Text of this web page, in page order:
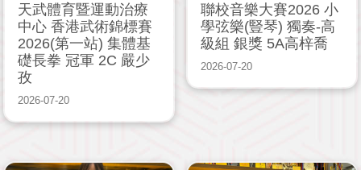
天武體育暨運動治療
中心 香港武術錦標賽
2026(第一站) 集體基
礎長拳 冠軍 2C 嚴少
孜
2026-07-20
聯校音樂大賽2026 小
學弦樂(豎琴) 獨奏-高
級組 銀獎 5A高梓喬
2026-07-20